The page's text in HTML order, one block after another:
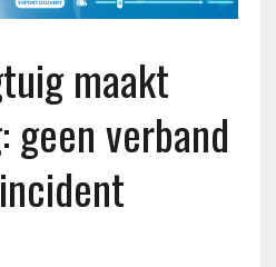
maakt
geen verband